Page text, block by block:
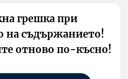
грешка при
на съдържанието!
отново по-късно!